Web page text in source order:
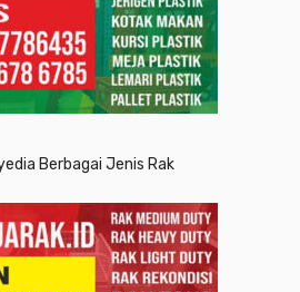
Berbagai Jenis Rak